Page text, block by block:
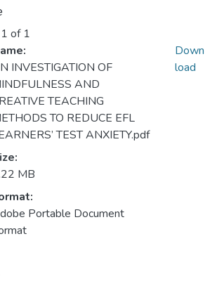
of 1
INVESTIGATION OF
AND
TEACHING
TO REDUCE EFL
TEST ANXIETY.pdf
MB
Portable Document
Down
load